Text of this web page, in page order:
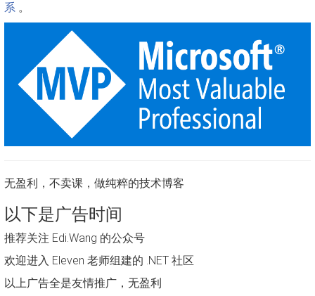
系 。
无盈利，不卖课，做纯粹的技术博客
以下是广告时间
推荐关注 Edi.Wang 的公众号
欢迎进入 Eleven 老师组建的 .NET 社区
以上广告全是友情推广，无盈利